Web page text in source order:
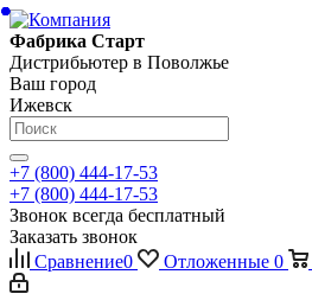
Фабрика Старт
Дистрибьютер в Поволжье
Ваш город
Ижевск
+7 (800) 444-17-53
+7 (800) 444-17-53
Звонок всегда бесплатный
Заказать звонок
Сравнение0 Отложенные 0